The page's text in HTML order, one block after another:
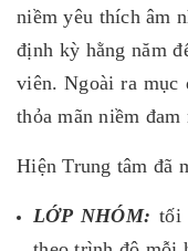
niềm yêu thích âm
định kỳ hằng năm
viên. Ngoài ra mục
thỏa mãn niềm đam
Hiện Trung tâm đã
LỚP NHÓM:tối